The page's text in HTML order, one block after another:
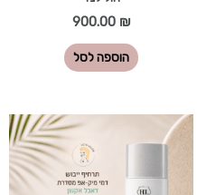
900.00 ₪
הוספה לסל